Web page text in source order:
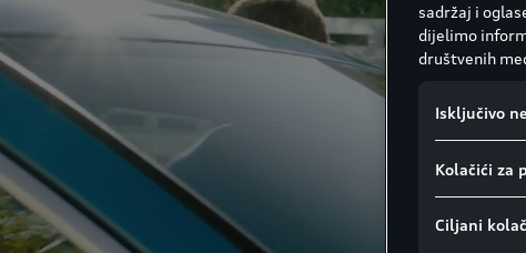
sadržaj i
dijelimo
društvenih
Isključivo
Kolačići za
Ciljani